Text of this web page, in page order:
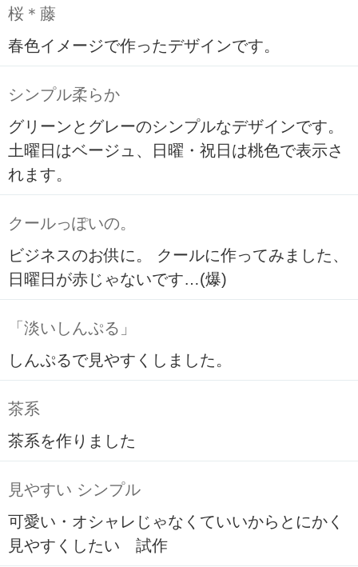
桜＊藤
春色イメージで作ったデザインです。
シンプル柔らか
グリーンとグレーのシンプルなデザインです。
土曜日はベージュ、日曜・祝日は桃色で表示さ
れます。
クールっぽいの。
ビジネスのお供に。 クールに作ってみました、
日曜日が赤じゃないです…(爆)
「淡いしんぷる」
しんぷるで見やすくしました。
茶系
茶系を作りました
見やすい シンプル
可愛い・オシャレじゃなくていいからとにかく
見やすくしたい 試作